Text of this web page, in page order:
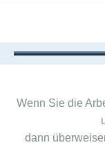
Wenn Sie die
dann